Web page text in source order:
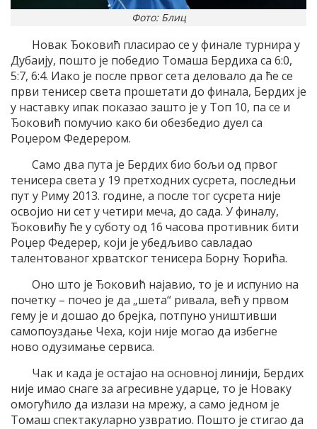
Фото: Блиц
Новак Ђоковић пласирао се у финале турнира у
Дубаију, пошто је победио Томаша Бердиха са 6:0,
5:7, 6:4. Иако је после првог сета деловало да ће се
први тенисер света прошетати до финала, Бердих је
у наставку ипак показао зашто је у Топ 10, па се и
Ђоковић помучио како би обезбедио дуел са
Роџером Федерером.
Само два пута је Бердих био бољи од првог
тенисера света у 19 претходних сусрета, последњи
пут у Риму 2013. године, а после тог сусрета није
освојио ни сет у четири меча, до сада. У финалу,
Ђоковићу ће у суботу од 16 часова противник бити
Роџер Федерер, који је убедљиво савладао
талентованог хрватског тенисера Борну Ћорића.
Оно што је Ђоковић најавио, то је и испунио на
почетку – почео је да „шета“ ривала, већ у првом
гему је и дошао до брејка, потпуно уништивши
самопоуздање Чеха, који није могао да избегне
ново одузимање сервиса.
Чак и када је остајао на основној линији, Бердих
није имао снаге за агресивне ударце, то је Новаку
омогућило да излази на мрежу, а само једном је
Томаш спектакуларно узвратио. Пошто је стигао да